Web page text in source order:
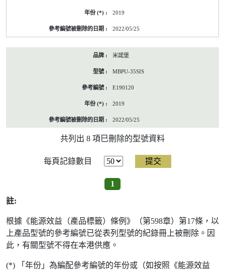
2019
2022/05/25
米諾堡
MBPU-35SIS
E190120
2019
2022/05/25
共列出 8 項巳刪除的型號資料
每頁記錄數目
1
註:
根據《能源效益（產品標籤）條例》（第598章）第17條，以
上產品型號的參考編號已從表列型號的紀錄冊上被刪除。因
此，有關型號不得在本港供應。
(*) 「年份」為編配參考編號的年份或（如按照《能源效益